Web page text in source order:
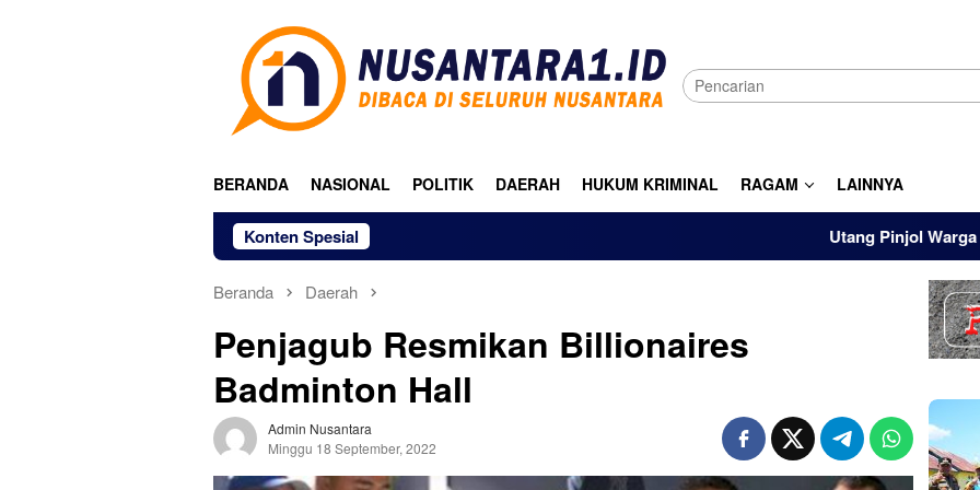
BERANDA NASIONAL POLITIK DAERAH HUKUM KRIMINAL RAGAM LAINNYA
Konten Spesial Utang Pinjol Warga RI
Beranda Daerah
Penjagub Resmikan Billionaires
Badminton Hall
Admin Nusantara
Minggu 18 September, 2022